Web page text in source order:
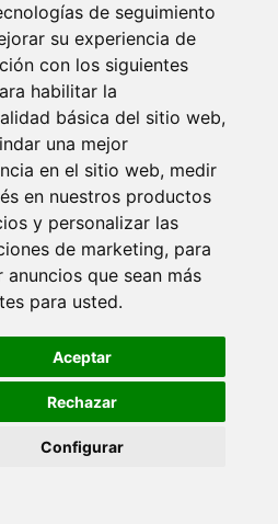
de seguimiento
su experiencia de
con los siguientes
habilitar la
básica del sitio web,
una mejor
en el sitio web, medir
en nuestros productos
y personalizar las
de marketing, para
anuncios que sean más
para usted.
Aceptar
Rechazar
Configurar
De Plástico Fucsia
100